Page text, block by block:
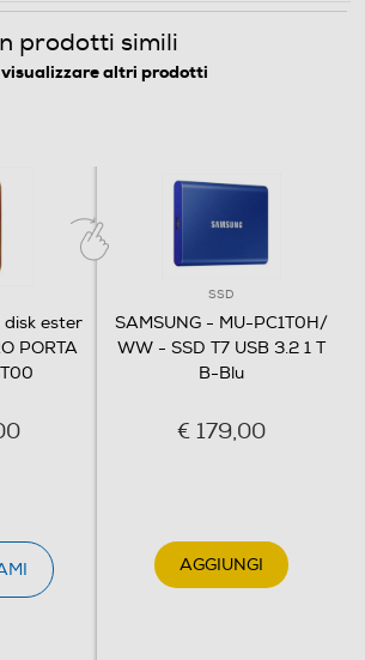
prodotti simili
altri prodotti
ester
PORTA
SSD
SAMSUNG - MU-PC1T0H/
WW - SSD T7 USB 3.2 1 T
B-Blu
€ 179,00
AGGIUNGI